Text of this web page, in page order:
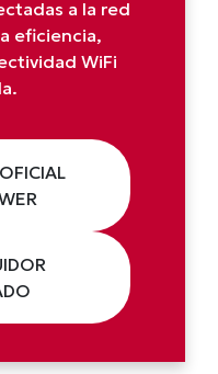
a la red
eficiencia,
WiFi